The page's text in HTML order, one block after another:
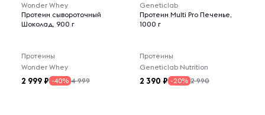
Wonder Whey
Протеин сывороточный
Шоколад, 900 г
Протеины
Wonder Whey
2 999 -40% 4 999
Geneticlab
Протеин Multi Pro Печенье,
1000 г
Протеины
Geneticlab Nutrition
2 390 -20% 2 990